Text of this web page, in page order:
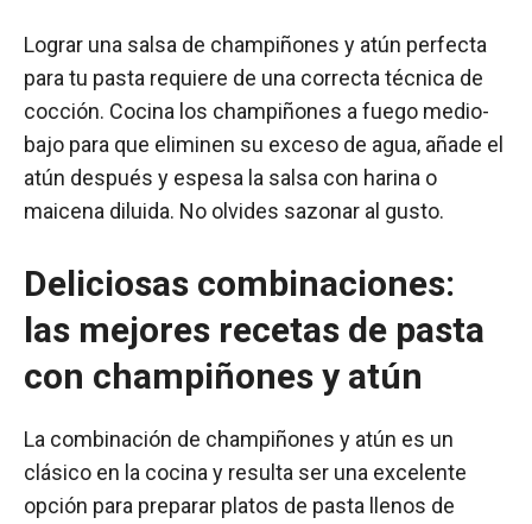
Lograr una salsa de champiñones y atún perfecta
para tu pasta requiere de una correcta técnica de
cocción. Cocina los champiñones a fuego medio-
bajo para que eliminen su exceso de agua, añade el
atún después y espesa la salsa con harina o
maicena diluida. No olvides sazonar al gusto.
Deliciosas combinaciones:
las mejores recetas de pasta
con champiñones y atún
La combinación de champiñones y atún es un
clásico en la cocina y resulta ser una excelente
opción para preparar platos de pasta llenos de